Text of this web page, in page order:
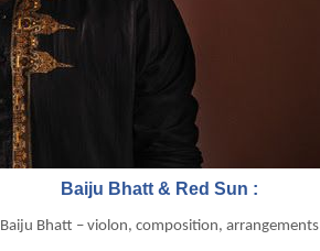
Baiju Bhatt & Red Sun :
Baiju Bhatt – violon, composition, arrangements